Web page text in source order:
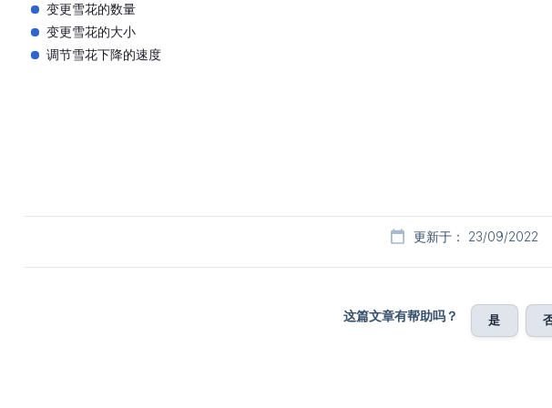
变更雪花的数量
变更雪花的大小
调节雪花下降的速度
更新于： 23/09/2022
这篇文章有帮助吗？ 是